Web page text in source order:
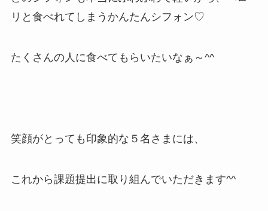
リと食べれてしまうかんたんシフォン♡
たくさんの人に食べてもらいたいなぁ～^^
笑顔がとっても印象的な５名さまには、
これから課題提出に取り組んでいただきます^^